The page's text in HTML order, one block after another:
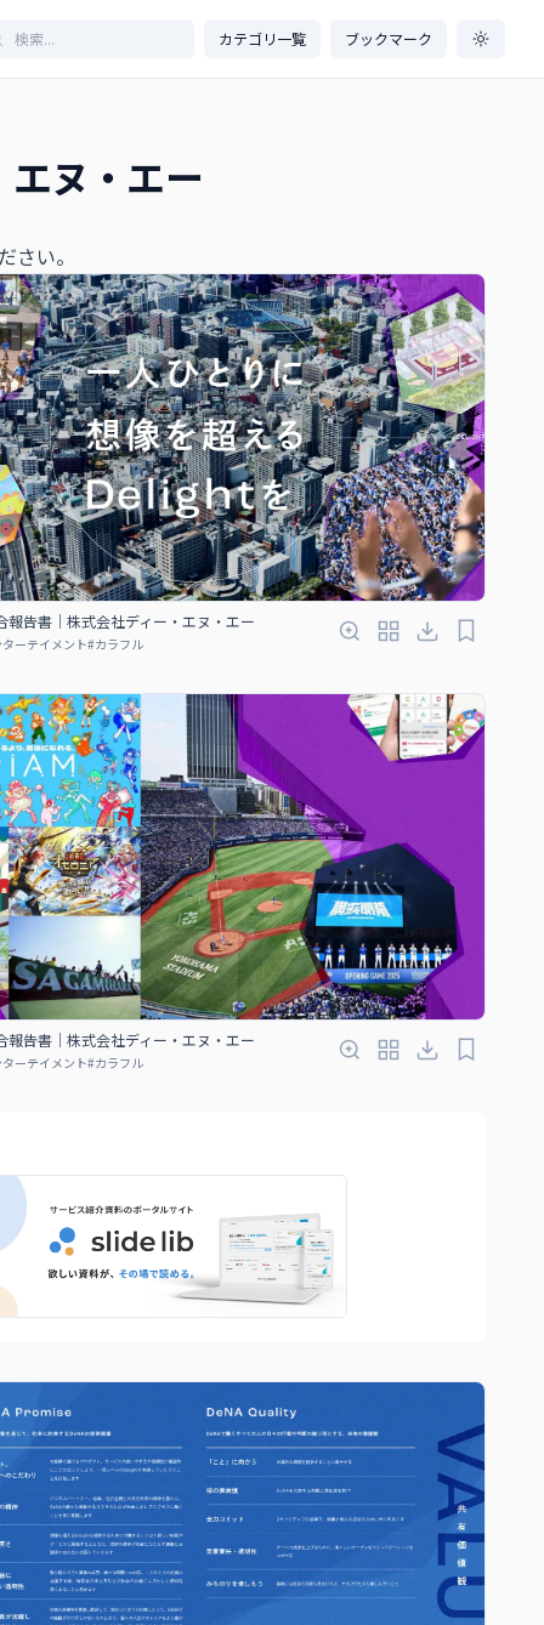
カテゴリ一覧 ブックマーク
ヌ・エー
い。
報告書｜株式会社ディー・エヌ・エー
ーテイメント#カラフル
報告書｜株式会社ディー・エヌ・エー
ーテイメント#カラフル